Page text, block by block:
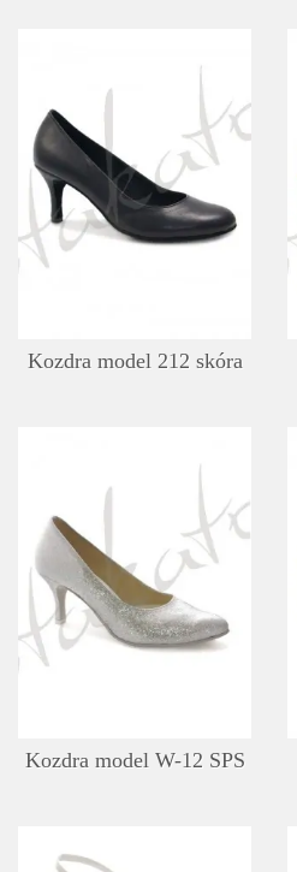
Kozdra model 212 skóra
Kozdra model W-12 SPS